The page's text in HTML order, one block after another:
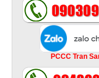
PCCC Tran